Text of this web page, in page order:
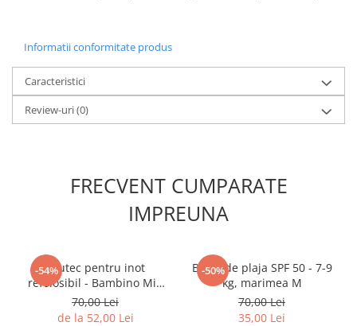
Informatii conformitate produs
Caracteristici
Review-uri(0)
FRECVENT CUMPARATE
IMPREUNA
-54%Scutec pentru inot
refolosibil - Bambino Mio
Marimea M
70,00 Lei
de la 52,00 Lei
-50%
Bluza de plaja SPF 50 - 7-9
kg, marimea M
70,00 Lei
35,00 Lei